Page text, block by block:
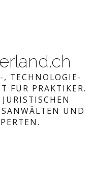
, TECHNOLOGIE-
FÜR PRAKTIKER.
UND